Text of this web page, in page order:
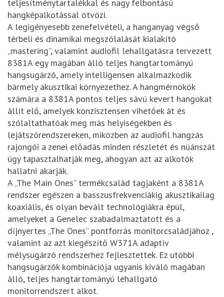
teljesítménytartalékkal és nagy felbontású
hangképalkotással ötvözi.
A legigényesebb zenefelvételi, a hanganyag végső
térbeli és dinamikai megszólalását kialakító
„mastering”, valamint audiofil lehallgatásra tervezett
8381A egy magában álló teljes hangtartományú
hangsugárzó, amely intelligensen alkalmazkodik
bármely akusztikai környezethez. A hangmérnökök
számára a 8381A pontos teljes sávú kevert hangokat
állít elő, amelyek konzisztensen vihetőek át és
szólaltathatóak meg más helyiségekben és
lejátszórendszereken, miközben az audiofil hangzás
rajongói a zenei előadás minden részletét és nüánszát
úgy tapasztalhatják meg, ahogyan azt az alkotók
hallatni akarják.
A „The Main Ones” termékcsalád tagjaként a 8381A
rendszer egészen a basszusfrekvenciákig akusztikailag
koaxiális, és olyan bevált technológiákra épül,
amelyeket a Genelec szabadalmaztatott és a
díjnyertes „The Ones” pontforrás monitorcsaládjához ,
valamint az azt kiegészítő W371A adaptív
mélysugárzó rendszerhez fejlesztettek. Ez utóbbi
hangsugárzók kombinációja ugyanis kiváló magában
álló, teljes hangtartományú lehallgató
monitorrendszert alkot.